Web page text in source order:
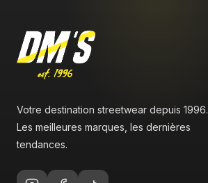
Votre destination streetwear depuis 1996.
Les meilleures marques, les dernières
tendances.